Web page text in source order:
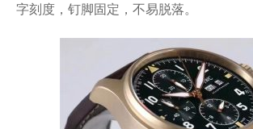
字刻度，钉脚固定，不易脱落。